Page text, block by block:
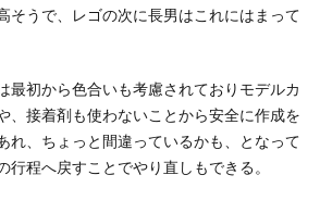
そうで、レゴの次に長男はこれにはまって
最初から色合いも考慮されておりモデルカ
、接着剤も使わないことから安全に作成を
れ、ちょっと間違っているかも、となって
行程へ戻すことでやり直しもできる。